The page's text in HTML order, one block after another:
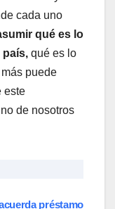
cada uno
qué es lo
país, qué es lo
puede
este
de nosotros
préstamo